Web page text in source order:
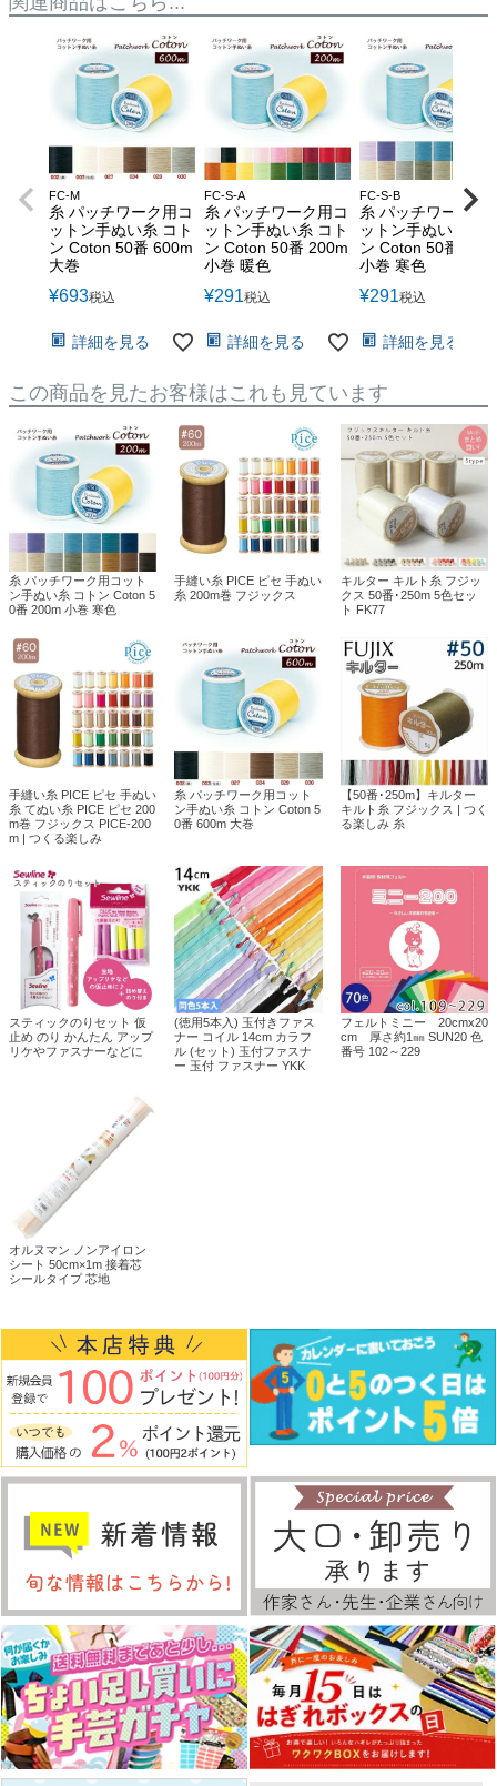
FC-M
糸 パッチワーク用コ
ットン手ぬい糸 コト
ン Coton 50番 600m
大巻
¥693税込
詳細を見る
FC-S-A
糸 パッチワーク用コ
ットン手ぬい糸 コト
ン Coton 50番 200m
小巻 暖色
¥291税込
詳細を見る
FC-S-B
糸 パッチワーク用
ットン手ぬい糸 コ
ン Coton 50番
小巻 寒色
¥291税込
詳細を見る
この商品を見たお客様はこれも見ています
糸 パッチワーク用コット
ン手ぬい糸 コトン Coton 5
0番 200m 小巻 寒色
手縫い糸 PICE ピセ 手ぬい
糸 200m巻 フジックス
キルター キルト糸 フジッ
クス 50番･250m 5色セッ
ト FK77
手縫い糸 PICE ピセ 手ぬい
糸 てぬい糸 PICE ピセ 200
m巻 フジックス PICE-200
m | つくる楽しみ
糸 パッチワーク用コット
ン手ぬい糸 コトン Coton 5
0番 600m 大巻
【50番･250m】キルター
キルト糸 フジックス | つく
る楽しみ 糸
スティックのりセット 仮
止め のり かんたん アップ
リケやファスナーなどに
(徳用5本入) 玉付きファス
ナー コイル 14cm カラフ
ル (セット) 玉付ファスナ
ー 玉付 ファスナー YKK
フェルトミニー 20cmx20
cm 厚さ約1㎜ SUN20 色
番号 102～229
オルヌマン ノンアイロン
シート 50cm×1m 接着芯
シールタイプ 芯地